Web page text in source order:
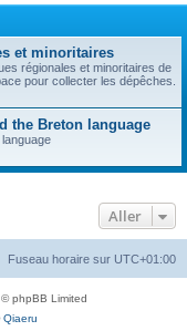
et minoritaires
régionales et minoritaires de
pour collecter les dépêches.
the Breton language
Aller
Fuseau horaire sur UTC+01:00
phpBB Limited
Qiaeru